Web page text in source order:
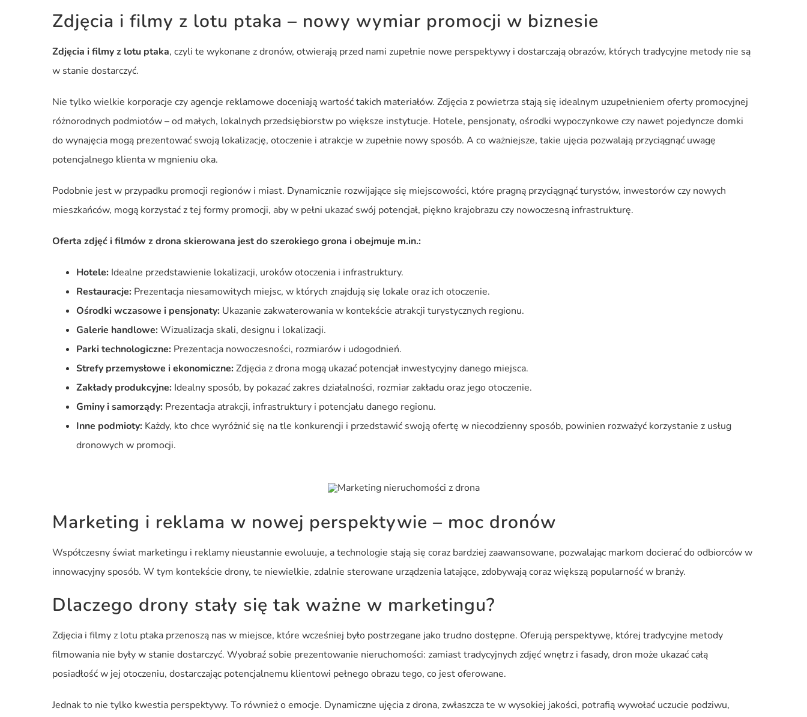
Zdjęcia i filmy z lotu ptaka – nowy wymiar promocji w biznesie
Zdjęcia i filmy z lotu ptaka, czyli te wykonane z dronów, otwierają przed nami zupełnie nowe perspektywy i dostarczają obrazów, których tradycyjne metody nie są
w stanie dostarczyć.
Nie tylko wielkie korporacje czy agencje reklamowe doceniają wartość takich materiałów. Zdjęcia z powietrza stają się idealnym uzupełnieniem oferty promocyjnej
różnorodnych podmiotów – od małych, lokalnych przedsiębiorstw po większe instytucje. Hotele, pensjonaty, ośrodki wypoczynkowe czy nawet pojedyncze domki
do wynajęcia mogą prezentować swoją lokalizację, otoczenie i atrakcje w zupełnie nowy sposób. A co ważniejsze, takie ujęcia pozwalają przyciągnąć uwagę
potencjalnego klienta w mgnieniu oka.
Podobnie jest w przypadku promocji regionów i miast. Dynamicznie rozwijające się miejscowości, które pragną przyciągnąć turystów, inwestorów czy nowych
mieszkańców, mogą korzystać z tej formy promocji, aby w pełni ukazać swój potencjał, piękno krajobrazu czy nowoczesną infrastrukturę.
Oferta zdjęć i filmów z drona skierowana jest do szerokiego grona i obejmuje m.in.:
Hotele:Idealne przedstawienie lokalizacji, uroków otoczenia i infrastruktury.
Restauracje:Prezentacja niesamowitych miejsc, w których znajdują się lokale oraz ich otoczenie.
Ośrodki wczasowe i pensjonaty:Ukazanie zakwaterowania w kontekście atrakcji turystycznych regionu.
Galerie handlowe:Wizualizacja skali, designu i lokalizacji.
Parki technologiczne:Prezentacja nowoczesności, rozmiarów i udogodnień.
Strefy przemysłowe i ekonomiczne:Zdjęcia z drona mogą ukazać potencjał inwestycyjny danego miejsca.
Zakłady produkcyjne:Idealny sposób, by pokazać zakres działalności, rozmiar zakładu oraz jego otoczenie.
Gminy i samorządy:Prezentacja atrakcji, infrastruktury i potencjału danego regionu.
Inne podmioty:Każdy, kto chce wyróżnić się na tle konkurencji i przedstawić swoją ofertę w niecodzienny sposób, powinien rozważyć korzystanie z usług
dronowych w promocji.
Marketing i reklama w nowej perspektywie – moc dronów
Współczesny świat marketingu i reklamy nieustannie ewoluuje, a technologie stają się coraz bardziej zaawansowane, pozwalając markom docierać do odbiorców w
innowacyjny sposób. W tym kontekście drony, te niewielkie, zdalnie sterowane urządzenia latające, zdobywają coraz większą popularność w branży.
Dlaczego drony stały się tak ważne w marketingu?
Zdjęcia i filmy z lotu ptaka przenoszą nas w miejsce, które wcześniej było postrzegane jako trudno dostępne. Oferują perspektywę, której tradycyjne metody
filmowania nie były w stanie dostarczyć. Wyobraź sobie prezentowanie nieruchomości: zamiast tradycyjnych zdjęć wnętrz i fasady, dron może ukazać całą
posiadłość w jej otoczeniu, dostarczając potencjalnemu klientowi pełnego obrazu tego, co jest oferowane.
Jednak to nie tylko kwestia perspektywy. To również o emocje. Dynamiczne ujęcia z drona, zwłaszcza te w wysokiej jakości, potrafią wywołać uczucie podziwu,